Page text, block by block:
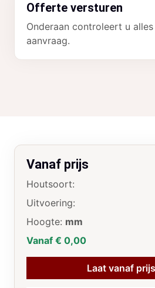
Offerte versturen
Onderaan controleert u
aanvraag.
Vanaf prijs
Houtsoort:
Uitvoering:
Hoogte: mm
Vanaf € 0,00
Laat vanaf